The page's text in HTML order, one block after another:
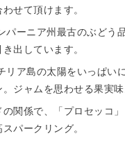
せて頂けます。
ーニア州最古のぶどう
出しています。
ア島の太陽をいっぱい
ジャムを思わせる果実味
関係で、「プロセッコ
パークリング。